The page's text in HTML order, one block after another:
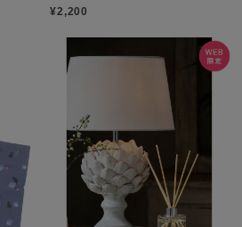
¥2,200